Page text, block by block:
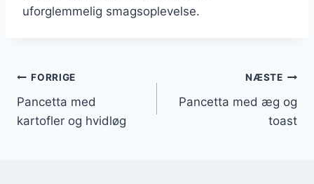
uforglemmelig smagsoplevelse.
Indlægsnavigation
FORRIGE
Pancetta med
kartofler og hvidløg
NÆSTE
Pancetta med æg og
toast